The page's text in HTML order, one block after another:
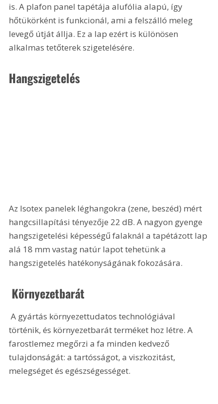
is. A plafon panel tapétája alufólia alapú, így
hőtükörként is funkcionál, ami a felszálló meleg
levegő útját állja. Ez a lap ezért is különösen
alkalmas tetőterek szigetelésére.
Hangszigetelés
Az Isotex panelek léghangokra (zene, beszéd) mért
hangcsillapítási tényezője 22 dB. A nagyon gyenge
hangszigetelési képességű falaknál a tapétázott lap
alá 18 mm vastag natúr lapot tehetünk a
hangszigetelés hatékonyságának fokozására.
Környezetbarát
A gyártás környezettudatos technológiával
történik, és környezetbarát terméket hoz létre. A
farostlemez megőrzi a fa minden kedvező
tulajdonságát: a tartósságot, a viszkozitást,
melegséget és egészségességet.